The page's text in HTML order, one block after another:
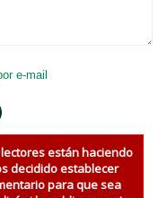
e-mail
están haciendo
decidido establecer
para que sea